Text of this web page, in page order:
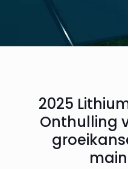
2025
Onthulling